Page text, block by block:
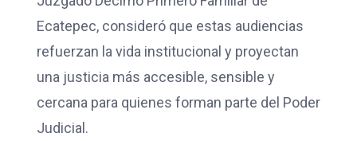
Ecatepec, consideró que estas audiencias
refuerzan la vida institucional y proyectan
una justicia más accesible, sensible y
cercana para quienes forman parte del Poder
Judicial.